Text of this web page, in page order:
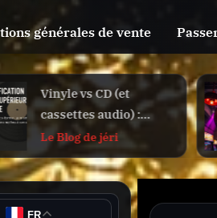
Toggle
sub-
menu
Toggle
sub-
menu
Toggle
sub-
générales de vente
The Future IS Now
Le Blog de jéri
FR